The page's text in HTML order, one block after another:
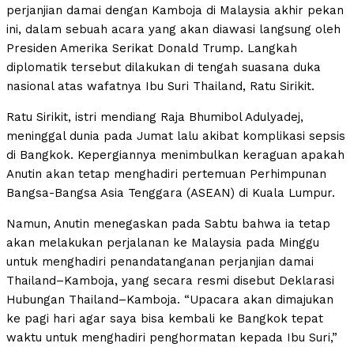
perjanjian damai dengan Kamboja di Malaysia akhir pekan
ini, dalam sebuah acara yang akan diawasi langsung oleh
Presiden Amerika Serikat Donald Trump. Langkah
diplomatik tersebut dilakukan di tengah suasana duka
nasional atas wafatnya Ibu Suri Thailand, Ratu Sirikit.
Ratu Sirikit, istri mendiang Raja Bhumibol Adulyadej,
meninggal dunia pada Jumat lalu akibat komplikasi sepsis
di Bangkok. Kepergiannya menimbulkan keraguan apakah
Anutin akan tetap menghadiri pertemuan Perhimpunan
Bangsa-Bangsa Asia Tenggara (ASEAN) di Kuala Lumpur.
Namun, Anutin menegaskan pada Sabtu bahwa ia tetap
akan melakukan perjalanan ke Malaysia pada Minggu
untuk menghadiri penandatanganan perjanjian damai
Thailand–Kamboja, yang secara resmi disebut Deklarasi
Hubungan Thailand–Kamboja. “Upacara akan dimajukan
ke pagi hari agar saya bisa kembali ke Bangkok tepat
waktu untuk menghadiri penghormatan kepada Ibu Suri,”